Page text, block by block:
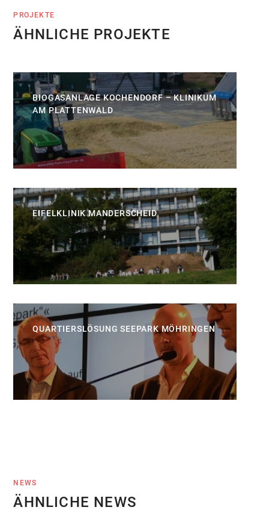
PROJEKTE
ÄHNLICHE PROJEKTE
BIOGASANLAGE KOCHENDORF – KLINIKUM
AM PLATTENWALD
EIFELKLINIK MANDERSCHEID
QUARTIERSLÖSUNG SEEPARK MÖHRINGEN
NEWS
ÄHNLICHE NEWS